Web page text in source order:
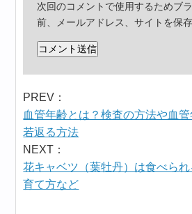
次回のコメントで使用するためブ
前、メールアドレス、サイトを保存
PREV：
血管年齢とは？検査の方法や血
若返る方法
NEXT：
花キャベツ（葉牡丹）は食べら
育て方など